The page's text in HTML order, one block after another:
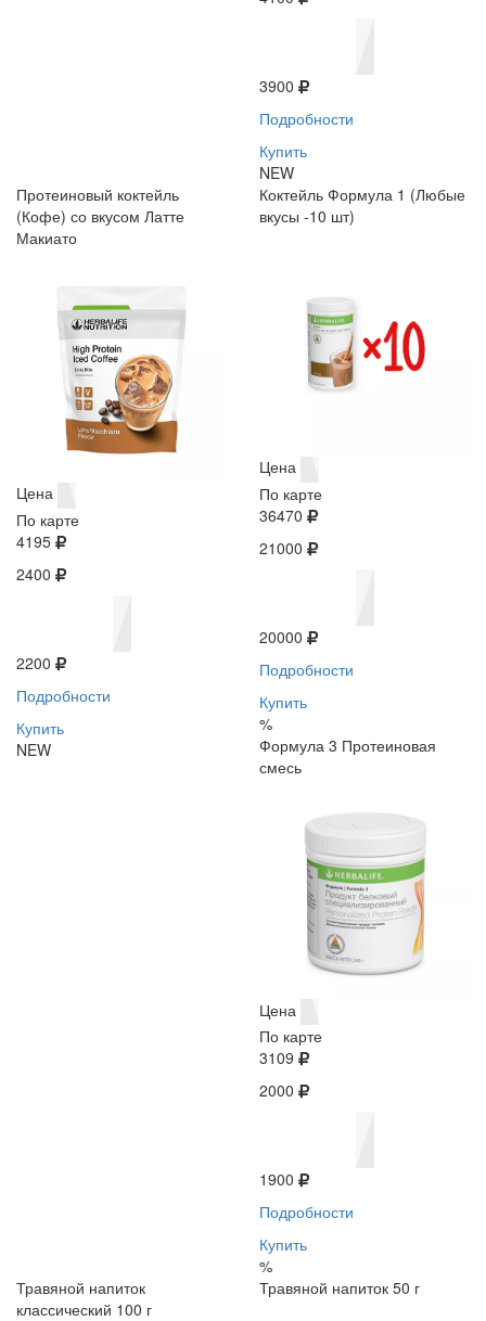
3900
Подробности
Купить
NEW
Протеиновый коктейль
(Кофе) со вкусом Латте
Макиато
Цена
По карте
4195
2400
2200
Подробности
Купить
NEW
Коктейль Формула 1 (Любые
вкусы -10 шт)
Цена
По карте
36470
21000
20000
Подробности
Купить
%
Формула 3 Протеиновая
смесь
Цена
По карте
3109
2000
1900
Подробности
Купить
%
Травяной напиток
классический 100 г
Травяной напиток 50 г